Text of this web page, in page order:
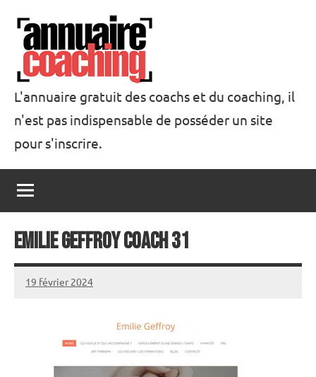
contenu
Annuaire
Coaching
L'annuaire gratuit des coachs et du coaching, il
n'est pas indispensable de posséder un site
pour s'inscrire.
Emilie Geffroy Coach 31
19 février 2024
annuairecoaching